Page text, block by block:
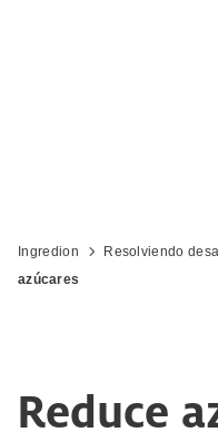
Ingredion Resolviendo
azúcares
Reduce